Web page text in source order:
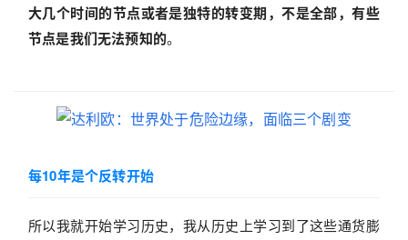
大几个时间的节点或者是独特的转变期，不是全部，有些
节点是我们无法预知的。
每10年是个反转开始
所以我就开始学习历史，我从历史上学习到了这些通货膨